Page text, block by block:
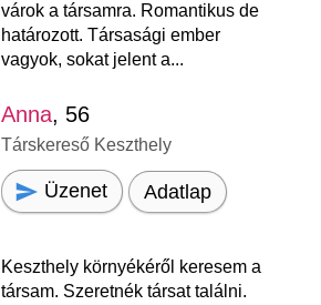
várok a társamra. Romantikus de
határozott. Társasági ember
vagyok, sokat jelent a...
Anna, 56
Társkereső Keszthely
Üzenet Adatlap
Keszthely környékéről keresem a
társam. Szeretnék társat találni.